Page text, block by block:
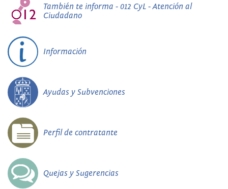
También te informa - 012 CyL - Atención al
Ciudadano
Información
Ayudas y Subvenciones
Perfil de contratante
Quejas y Sugerencias